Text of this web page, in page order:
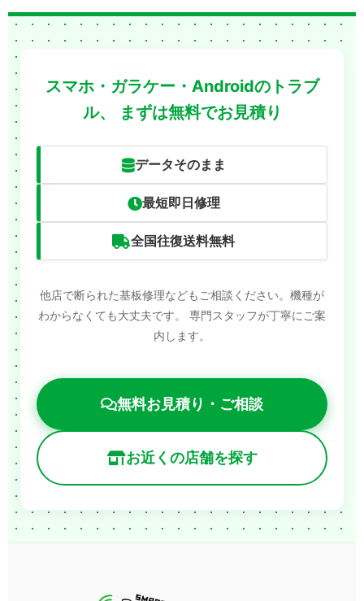
スマホ・ガラケー・Androidのトラブ
ル、
まずは無料でお見積り
データそのまま
最短即日修理
全国往復送料無料
他店で断られた基板修理などもご相談ください。機種が
わからなくても大丈夫です。
専門スタッフが丁寧にご案
内します。
無料お見積り・ご相談
お近くの店舗を探す